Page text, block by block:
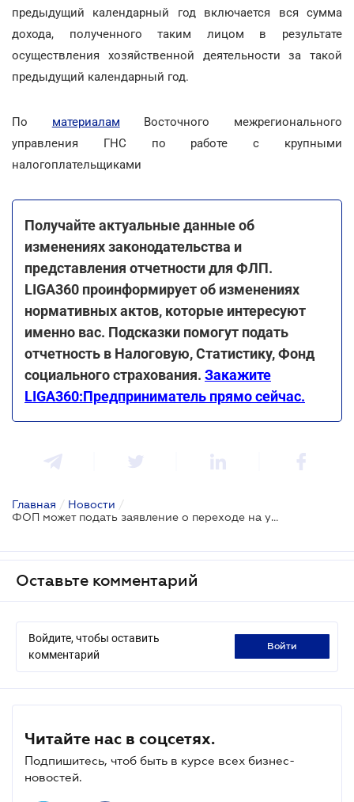
предыдущий календарный год включается вся сумма
дохода, полученного таким лицом в результате
осуществления хозяйственной деятельности за такой
предыдущий календарный год.
По материалам Восточного межрегионального
управления ГНС по работе с крупными
налогоплательщиками
Получайте актуальные данные об
изменениях законодательства и
представления отчетности для ФЛП.
LIGA360 проинформирует об изменениях
нормативных актов, которые интересуют
именно вас. Подсказки помогут подать
отчетность в Налоговую, Статистику, Фонд
социального страхования. Закажите
LIGA360:Предприниматель прямо сейчас.
Главная / Новости /
ФОП может подать заявление о переходе на упрощенную систему налогообложения до 16 декабря (включительно)
Оставьте комментарий
Войдите, чтобы оставить
комментарий
войти
Читайте нас в соцсетях.
Подпишитесь, чтоб быть в курсе всех бизнес-
новостей.